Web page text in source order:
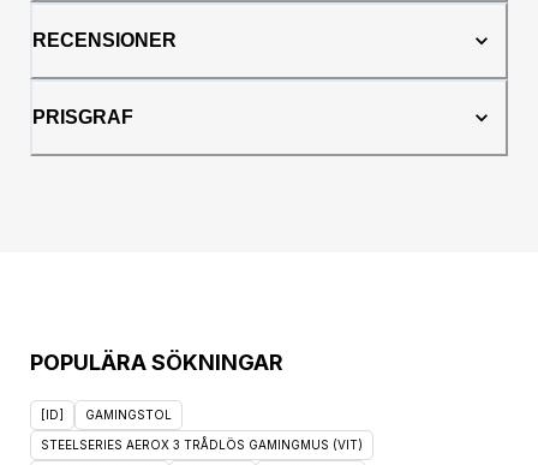
RECENSIONER
PRISGRAF
POPULÄRA SÖKNINGAR
[ID] GAMINGSTOL
STEELSERIES AEROX 3 TRÅDLÖS GAMINGMUS (VIT)